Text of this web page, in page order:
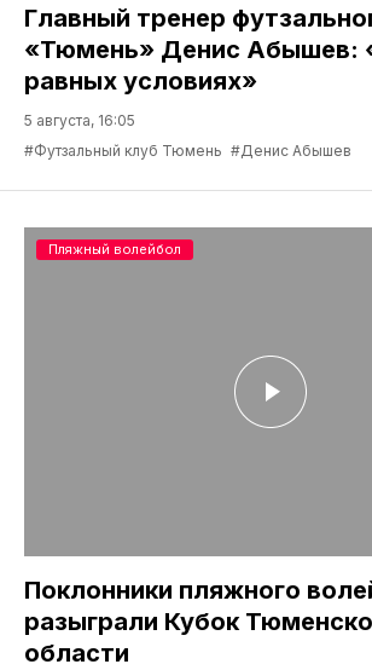
Главный тренер
«Тюмень» Денис Абышев:
равных условиях»
5 августа, 16:05
#Футзальный клуб Тюмень #Денис Абышев
Поклонники пляжного
разыграли Кубок
области
Пляжный волейбол